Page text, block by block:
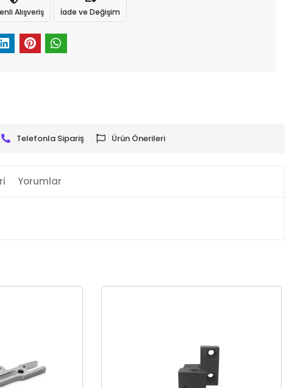
Alışveriş İade ve Değişim
Telefonla Sipariş Ürün Önerileri
Yorumlar